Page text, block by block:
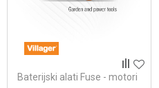
Baterijski alati Fuse - motori